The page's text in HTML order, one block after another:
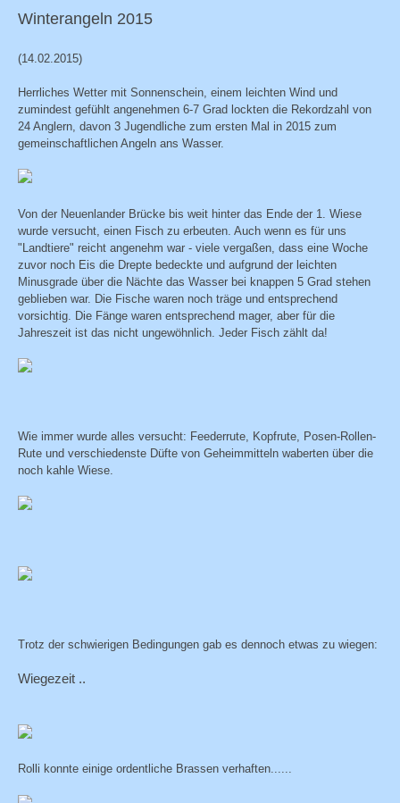
Winterangeln 2015
(14.02.2015)
Herrliches Wetter mit Sonnenschein, einem leichten Wind und
zumindest gefühlt angenehmen 6-7 Grad lockten die Rekordzahl von
24 Anglern, davon 3 Jugendliche zum ersten Mal in 2015 zum
gemeinschaftlichen Angeln ans Wasser.
Von der Neuenlander Brücke bis weit hinter das Ende der 1. Wiese
wurde versucht, einen Fisch zu erbeuten. Auch wenn es für uns
"Landtiere" reicht angenehm war - viele vergaßen, dass eine Woche
zuvor noch Eis die Drepte bedeckte und aufgrund der leichten
Minusgrade über die Nächte das Wasser bei knappen 5 Grad stehen
geblieben war. Die Fische waren noch träge und entsprechend
vorsichtig. Die Fänge waren entsprechend mager, aber für die
Jahreszeit ist das nicht ungewöhnlich. Jeder Fisch zählt da!
Wie immer wurde alles versucht: Feederrute, Kopfrute, Posen-Rollen-
Rute und verschiedenste Düfte von Geheimmitteln waberten über die
noch kahle Wiese.
Trotz der schwierigen Bedingungen gab es dennoch etwas zu wiegen:
Wiegezeit ..
Rolli konnte einige ordentliche Brassen verhaften......